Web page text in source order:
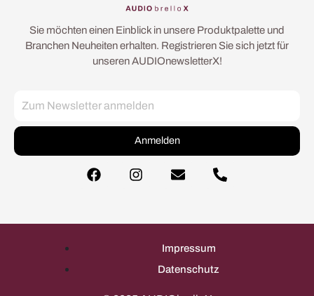
Sie möchten einen Einblick in unsere Produktpalette und
Branchen Neuheiten erhalten. Registrieren Sie sich jetzt für
unseren AUDIOnewsletterX!
Anmelden
Impressum
Datenschutz